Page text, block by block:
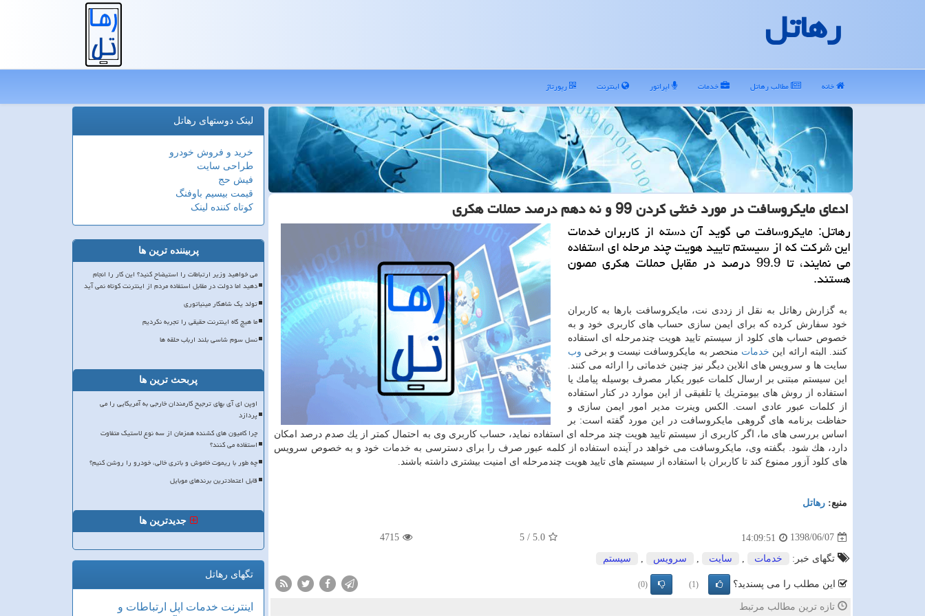
رهاتل
خانه مطالب رهاتل خدمات اپراتور اینترنت رپورتاژ
ادعای مایكروسافت در مورد خنثی كردن 99 و نه دهم درصد حملات هكری
رهاتل: مایكروسافت می گوید آن دسته از كاربران خدمات
این شركت كه از سیستم تایید هویت چند مرحله ای استفاده
می نمایند، تا 99.9 درصد در مقابل حملات هكری مصون
هستند.
به گزارش رهاتل به نقل از زددی نت، مایكروسافت بارها به كاربران
خود سفارش كرده كه برای ایمن سازی حساب های كاربری خود و به
خصوص حساب های كلود از سیستم تایید هویت چندمرحله ای استفاده
كنند. البته ارائه این خدمات منحصر به مایكروسافت نیست و برخی وب
سایت ها و سرویس های انلاین دیگر نیز چنین خدماتی را ارائه می كنند.
این سیستم مبتنی بر ارسال كلمات عبور یكبار مصرف بوسیله پیامك یا
استفاده از روش های بیومتریك یا تلفیقی از این موارد در كنار استفاده
از كلمات عبور عادی است. الكس وینرت مدیر امور ایمن سازی و
حفاظت برنامه های گروهی مایكروسافت در این مورد گفته است: بر
اساس بررسی های ما، اگر كاربری از سیستم تایید هویت چند مرحله ای استفاده نماید، حساب كاربری وی به احتمال كمتر از یك صدم درصد امكان
دارد، هك شود. بگفته وی، مایكروسافت می خواهد در آینده استفاده از كلمه عبور صرف را برای دسترسی به خدمات خود و به خصوص سرویس
های كلود آزور ممنوع كند تا كاربران با استفاده از سیستم های تایید هویت چندمرحله ای امنیت بیشتری داشته باشند.
منبع: رهاتل
1398/06/07
14:09:51
5.0
/
5
4715
تگهای خبر: خدمات سایت سرویس سیستم
این مطلب را می پسندید؟ (1)
(0)
تازه ترین مطالب مرتبط
لینک دوستهای رهاتل
خرید و فروش خودرو
طراحی سایت
فیش حج
قیمت بیسیم باوفنگ
کوتاه کننده لینک
پربیننده ترین ها
می خواهید وزیر ارتباطات را استیضاح کنید؟ این کار را انجام
دهید اما دولت در مقابل استفاده مردم از اینترنت کوتاه نمی آید
تولد یک شاهکار مینیاتوری
ما هیچ گاه اینترنت حقیقی را تجربه نکردیم
نسل سوم شاسی بلند ارباب حلقه ها
پربحث ترین ها
اوپن ای آی بهای ترجیح کارمندان خارجی به آمریکایی را می
پردازد
چرا کامیون های کشنده همزمان از سه نوع لاستیک متفاوت
استفاده می کنند؟
چه طور با ریموت خاموش و باتری خالی، خودرو را روشن کنیم؟
قابل اعتمادترین برندهای موبایل
جدیدترین ها
تگهای رهاتل
اینترنت خدمات اپل ارتباطات و